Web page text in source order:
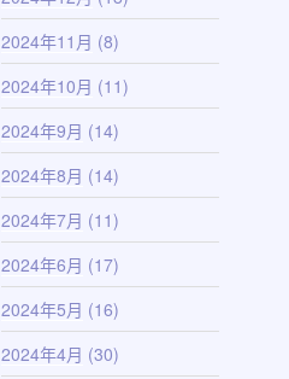
2024年11月 (8)
2024年10月 (11)
2024年9月 (14)
2024年8月 (14)
2024年7月 (11)
2024年6月 (17)
2024年5月 (16)
2024年4月 (30)